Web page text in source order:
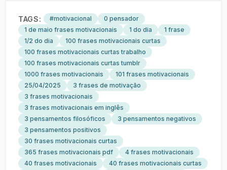
TAGS: #motivacional
0 pensador
1 de maio frases motivacionais
1 do dia
1 frase
1/2 do dia
100 frases motivacionais curtas
100 frases motivacionais curtas trabalho
100 frases motivacionais curtas tumblr
1000 frases motivacionais
101 frases motivacionais
25/04/2025
3 frases de motivação
3 frases motivacionais
3 frases motivacionais em inglês
3 pensamentos filosóficos
3 pensamentos negativos
3 pensamentos positivos
30 frases motivacionais curtas
365 frases motivacionais pdf
4 frases motivacionais
40 frases motivacionais
40 frases motivacionais curtas